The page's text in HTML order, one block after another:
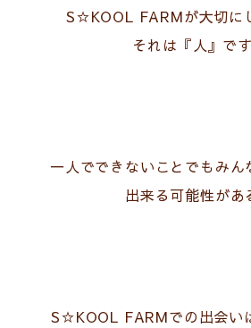
S☆KOOL FARMが大切に
それは『人』です
一人でできないことでもみ
出来る可能性があ
S☆KOOL FARMでの出会い